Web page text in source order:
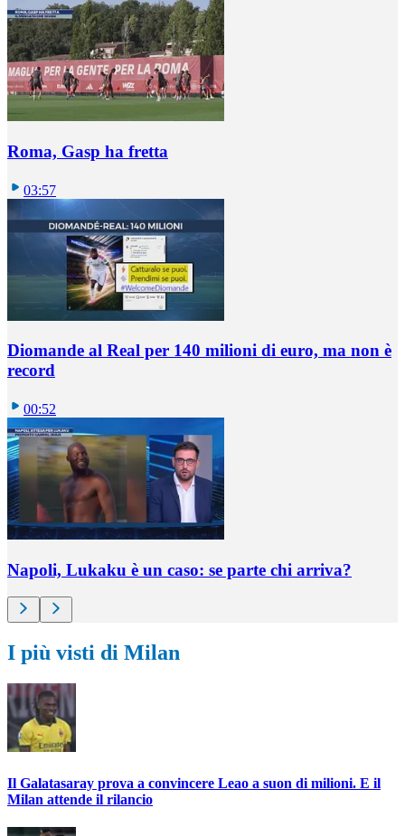
Roma, Gasp ha fretta
03:57
Diomande al Real per 140 milioni di euro, ma non è
record
00:52
Napoli, Lukaku è un caso: se parte chi arriva?
I più visti di Milan
Il Galatasaray prova a convincere Leao a suon di milioni. E il
Milan attende il rilancio